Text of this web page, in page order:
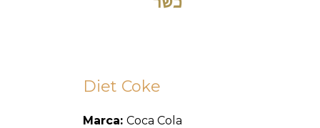
Diet Coke
Marca: Coca Cola